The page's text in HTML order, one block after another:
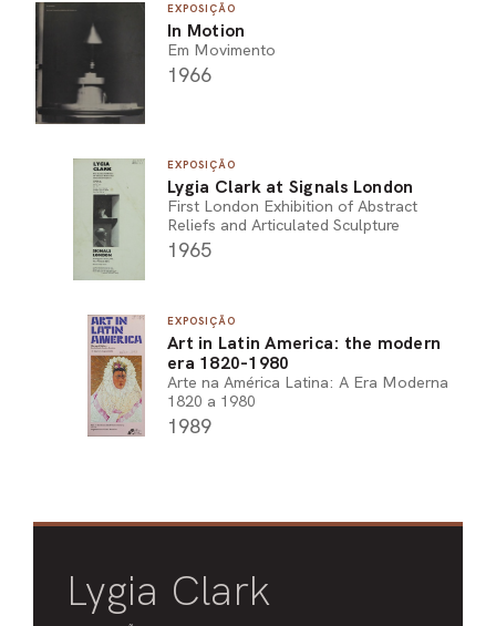
EXPOSIÇÃO
In Motion
Em Movimento
1966
EXPOSIÇÃO
Lygia Clark at Signals London
First London Exhibition of Abstract
Reliefs and Articulated Sculpture
1965
EXPOSIÇÃO
Art in Latin America: the modern
era 1820-1980
Arte na América Latina: A Era Moderna
1820 a 1980
1989
Lygia Clark